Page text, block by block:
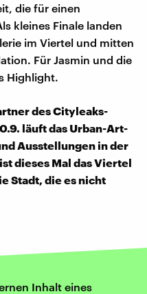
die für einen
kleines Finale landen
im Viertel und mitten
Für Jasmin und die
Highlight.
des Cityleaks-
läuft das Urban-Art-
Ausstellungen in der
dieses Mal das Viertel
Stadt, die es nicht
Inhalt eines